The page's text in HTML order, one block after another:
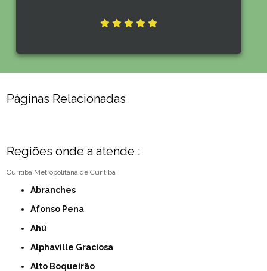
Páginas Relacionadas
Regiões onde a atende :
Curitiba Metropolitana de Curitiba
Abranches
Afonso Pena
Ahú
Alphaville Graciosa
Alto Boqueirão